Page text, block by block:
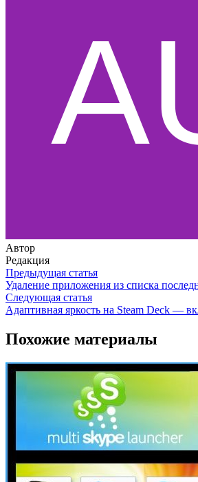
Автор
Редакция
Предыдущая статья
Удаление приложения из списка
Следующая статья
Адаптивная яркость на Steam Deck —
Похожие материалы